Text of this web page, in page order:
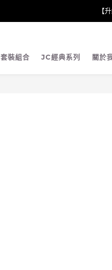
【JaneClare 康膚薈在iida 【
套裝組合 JC經典系列 關於